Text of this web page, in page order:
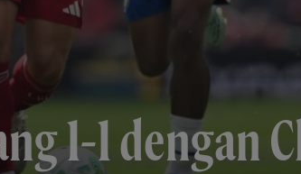
1-1 dengan